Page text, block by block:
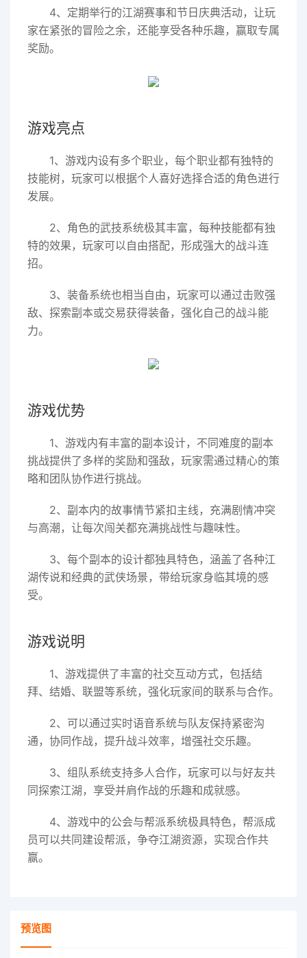
4、定期举行的江湖赛事和节日庆典活动，让玩
家在紧张的冒险之余，还能享受各种乐趣，赢取专属
奖励。
游戏亮点
1、游戏内设有多个职业，每个职业都有独特的
技能树，玩家可以根据个人喜好选择合适的角色进行
发展。
2、角色的武技系统极其丰富，每种技能都有独
特的效果，玩家可以自由搭配，形成强大的战斗连
招。
3、装备系统也相当自由，玩家可以通过击败强
敌、探索副本或交易获得装备，强化自己的战斗能
力。
游戏优势
1、游戏内有丰富的副本设计，不同难度的副本
挑战提供了多样的奖励和强敌，玩家需通过精心的策
略和团队协作进行挑战。
2、副本内的故事情节紧扣主线，充满剧情冲突
与高潮，让每次闯关都充满挑战性与趣味性。
3、每个副本的设计都独具特色，涵盖了各种江
湖传说和经典的武侠场景，带给玩家身临其境的感
受。
游戏说明
1、游戏提供了丰富的社交互动方式，包括结
拜、结婚、联盟等系统，强化玩家间的联系与合作。
2、可以通过实时语音系统与队友保持紧密沟
通，协同作战，提升战斗效率，增强社交乐趣。
3、组队系统支持多人合作，玩家可以与好友共
同探索江湖，享受并肩作战的乐趣和成就感。
4、游戏中的公会与帮派系统极具特色，帮派成
员可以共同建设帮派，争夺江湖资源，实现合作共
赢。
预览图